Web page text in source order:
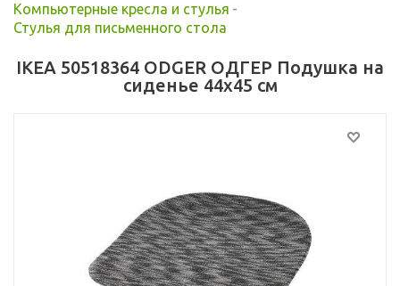
Компьютерные кресла и стулья -
Стулья для письменного стола
IKEA 50518364 ODGER ОДГЕР Подушка на
сиденье 44x45 см